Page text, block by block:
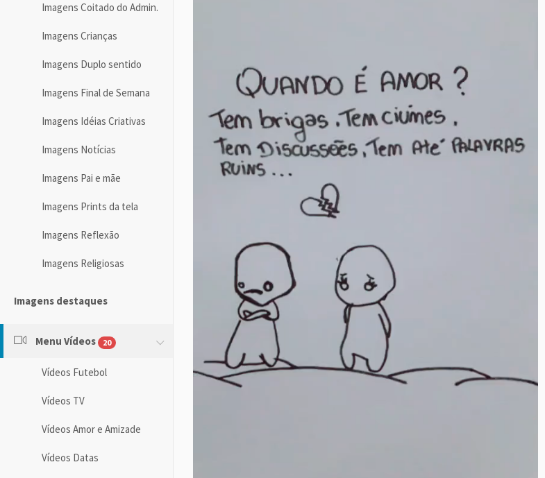
Imagens Coitado do Admin.
Imagens Crianças
Imagens Duplo sentido
Imagens Final de Semana
Imagens Idéias Criativas
Imagens Notícias
Imagens Pai e mãe
Imagens Prints da tela
Imagens Reflexão
Imagens Religiosas
Imagens destaques
Menu Vídeos 20
Vídeos Futebol
Vídeos TV
Vídeos Amor e Amizade
Vídeos Datas